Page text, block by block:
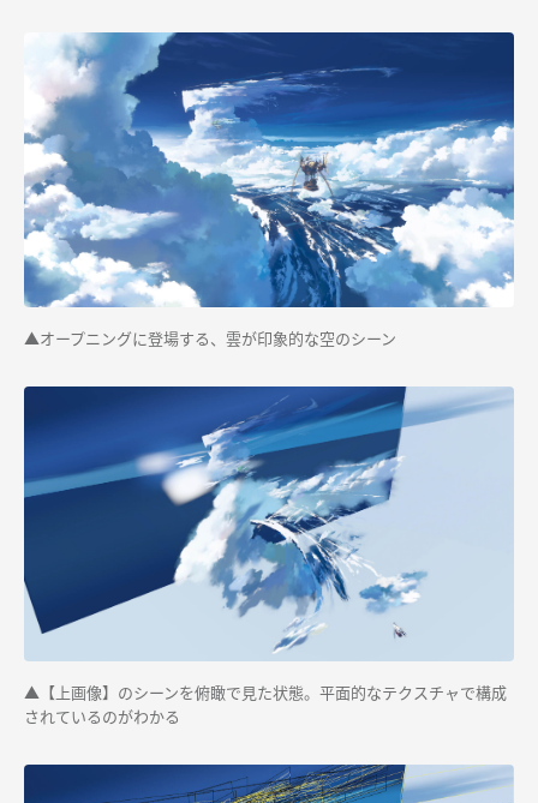
▲オープニングに登場する、雲が印象的な空のシーン
▲【上画像】のシーンを俯瞰で見た状態。平面的なテクスチャで構成
されているのがわかる